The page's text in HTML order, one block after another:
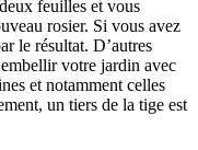
feuilles et vous
rosier. Si vous avez
le résultat. D’autres
embellir votre jardin avec
et notamment celles
un tiers de la tige est